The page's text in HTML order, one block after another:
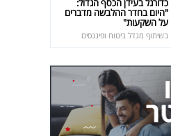
כדורגל בעידן הכסף הגדול:
"היום בחדר ההלבשה מדברים
על השקעות"
בשיתוף מגדל ביטוח ופיננסים